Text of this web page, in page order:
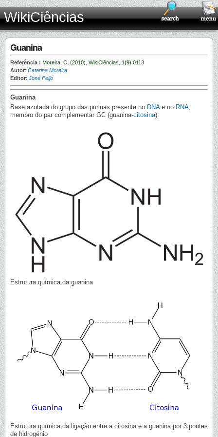
WikiCiências
Guanina
Referência : Moreira, C. (2010), WikiCiências, 1(9):0113
Autor: Catarina Moreira
Editor: José Feijó
Guanina
Base azotada do grupo das purinas presente no DNAe no RNA
membro do par complementar GC (guanina-citosina).
Estrutura química da guanina
Estrutura química da ligação entre a citosina e a guanina por 3 pontes
de hidrogénio